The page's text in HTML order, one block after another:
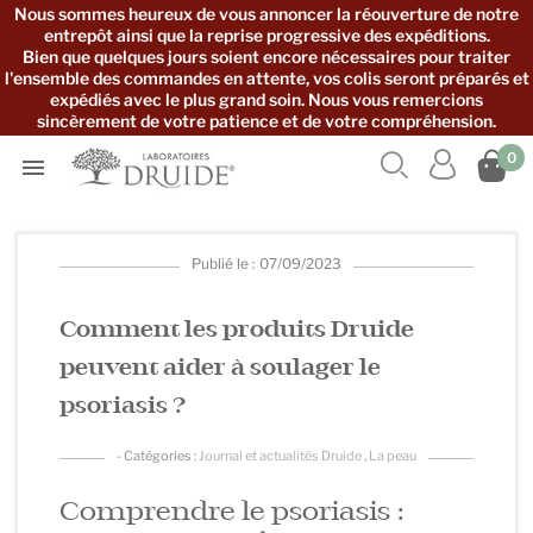
Nous sommes heureux de vous annoncer la réouverture de notre
entrepôt ainsi que la reprise progressive des expéditions.
Bien que quelques jours soient encore nécessaires pour traiter
l'ensemble des commandes en attente, vos colis seront préparés et
expédiés avec le plus grand soin. Nous vous remercions
sincèrement de votre patience et de votre compréhension.
 0


Publié le : 07/09/2023
Comment les produits Druide
peuvent aider à soulager le
psoriasis ?
- Catégories :Journal et actualités Druide, La peau
Comprendre le psoriasis :